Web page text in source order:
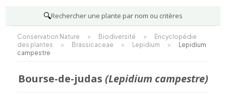
🔍Rechercher une plante par nom ou critères
Conservation Nature > Biodiversité >
Encyclopédie
des plantes
> Brassicaceae > Lepidium >
Lepidium
campestre
Bourse-de-judas (Lepidium campestre)